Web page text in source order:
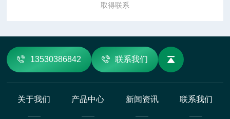
取得联系
13530386842 联系我们
关于我们 产品中心 新闻资讯 联系我们